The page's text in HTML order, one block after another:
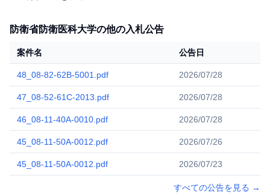
防衛省防衛医科大学の他の入札公告
案件名 公告日
48_08-82-62B-5001.pdf 2026/07/28
47_08-52-61C-2013.pdf 2026/07/28
46_08-11-40A-0010.pdf 2026/07/28
45_08-11-50A-0012.pdf 2026/07/26
45_08-11-50A-0012.pdf 2026/07/23
すべての公告を見る →